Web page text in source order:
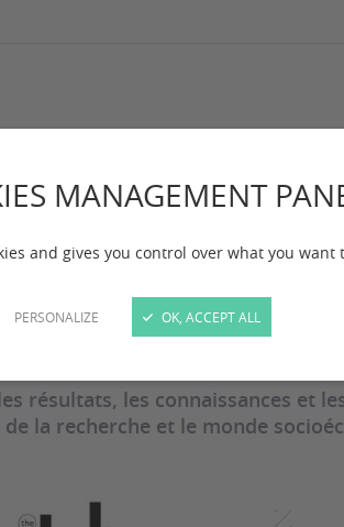
MANAGEMENT
and gives you control over what you want
PERSONALIZE OK, ACCEPT ALL
ses
résultats, les connaissances et
la recherche et le monde